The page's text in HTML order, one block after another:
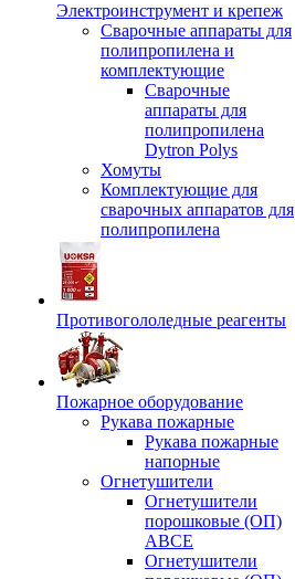
Электроинструмент и крепеж
Сварочные аппараты для
полипропилена и
комплектующие
Сварочные
аппараты для
полипропилена
Dytron Polys
Хомуты
Комплектующие для
сварочных аппаратов для
полипропилена
Противогололедные реагенты
Пожарное оборудование
Рукава пожарные
Рукава пожарные
напорные
Огнетушители
Огнетушители
порошковые (ОП)
АВСЕ
Огнетушители